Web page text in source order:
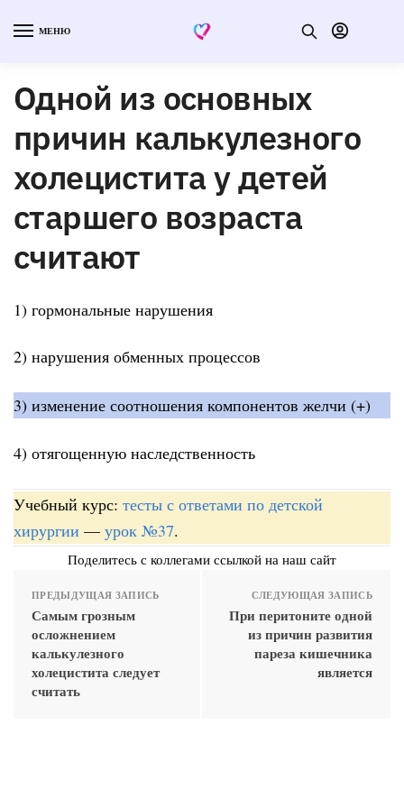
МЕНЮ
Одной из основных
причин калькулезного
холецистита у детей
старшего возраста
считают
1) гормональные нарушения
2) нарушения обменных процессов
3) изменение соотношения компонентов желчи (+)
4) отягощенную наследственность
Учебный курс: тесты с ответами по детской
хирургии — урок №37.
Поделитесь с коллегами ссылкой на наш сайт
ПРЕДЫДУЩАЯ ЗАПИСЬ
Самым грозным
осложнением
калькулезного
холецистита следует
считать
СЛЕДУЮЩАЯ ЗАПИСЬ
При перитоните одной
из причин развития
пареза кишечника
является